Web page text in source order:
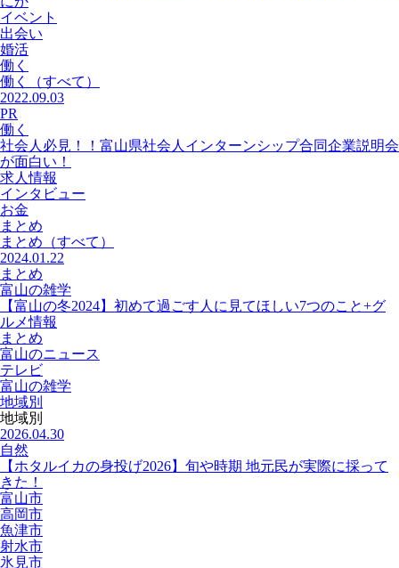
イベント
出会い
婚活
働く
働く
（すべて）
2022.09.03
PR
働く
社会人必見！！富山県社会人インターンシップ合同企業説明会
が面白い！
求人情報
インタビュー
お金
まとめ
まとめ （すべて）
2024.01.22
まとめ
富山の雑学
【富山の冬2024】初めて過ごす人に見てほしい7つのこと+グ
ルメ情報
まとめ
富山のニュース
テレビ
富山の雑学
地域別
地域別
2026.04.30
自然
【ホタルイカの身投げ2026】旬や時期 地元民が実際に採って
きた！
富山市
高岡市
魚津市
射水市
氷見市